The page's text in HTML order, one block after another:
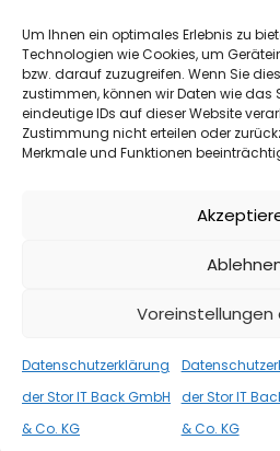
Um Ihnen ein optimales Erlebnis zu
Technologien wie Cookies, um
bzw. darauf zuzugreifen. Wenn Sie
zustimmen, können wir Daten wie das
eindeutige IDs auf dieser Website
Zustimmung nicht erteilen oder
Merkmale und Funktionen
Voreinstellungen
Datenschutzerklärung
der Stor IT Back GmbH
& Co. KG
der Stor IT
& Co. KG
NEWS,VIDEOS 1. AUGUST 2025
Proxmox VE 9 Beta –
Cluster